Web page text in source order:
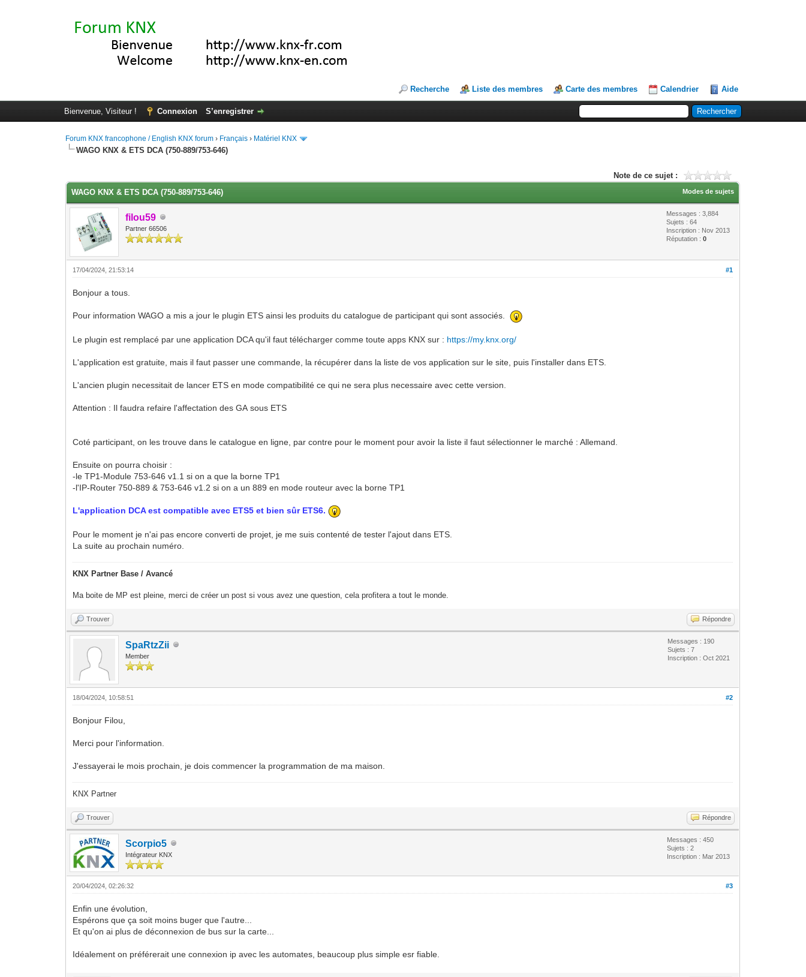
Recherche Liste des membres Carte des membres Calendrier Aide
Bienvenue, Visiteur ! Connexion S’enregistrer
Forum KNX francophone / English KNX forum › Français › Matériel KNX
WAGO KNX & ETS DCA (750-889/753-646)
Note de ce sujet :
Modes de sujets
WAGO KNX & ETS DCA (750-889/753-646)
filou59
Partner 66506
Messages : 3,884
Sujets : 64
Inscription : Nov 2013
Réputation :0
#1
17/04/2024, 21:53:14
Bonjour a tous.
Pour information WAGO a mis a jour le plugin ETS ainsi les produits du catalogue de participant qui sont associés.
Le plugin est remplacé par une application DCA qu'il faut télécharger comme toute apps KNX sur : https://my.knx.org/
L'application est gratuite, mais il faut passer une commande, la récupérer dans la liste de vos application sur le site, puis l'installer dans ETS.
L'ancien plugin necessitait de lancer ETS en mode compatibilité ce qui ne sera plus necessaire avec cette version.
Attention : Il faudra refaire l'affectation des GA sous ETS
Coté participant, on les trouve dans le catalogue en ligne, par contre pour le moment pour avoir la liste il faut sélectionner le marché : Allemand.
Ensuite on pourra choisir :
-le TP1-Module 753-646 v1.1 si on a que la borne TP1
-l'IP-Router 750-889 & 753-646 v1.2 si on a un 889 en mode routeur avec la borne TP1
L'application DCA est compatible avec ETS5 et bien sûr ETS6.
Pour le moment je n'ai pas encore converti de projet, je me suis contenté de tester l'ajout dans ETS.
La suite au prochain numéro.
KNX Partner Base / Avancé
Ma boite de MP est pleine, merci de créer un post si vous avez une question, cela profitera a tout le monde.
Trouver Répondre
SpaRtzZii
Member
Messages : 190
Sujets : 7
Inscription : Oct 2021
#2
18/04/2024, 10:58:51
Bonjour Filou,
Merci pour l'information.
J'essayerai le mois prochain, je dois commencer la programmation de ma maison.
KNX Partner
Trouver Répondre
Scorpio5
Intégrateur KNX
Messages : 450
Sujets : 2
Inscription : Mar 2013
#3
20/04/2024, 02:26:32
Enfin une évolution,
Espérons que ça soit moins buger que l'autre...
Et qu'on ai plus de déconnexion de bus sur la carte...
Idéalement on préférerait une connexion ip avec les automates, beaucoup plus simple esr fiable.